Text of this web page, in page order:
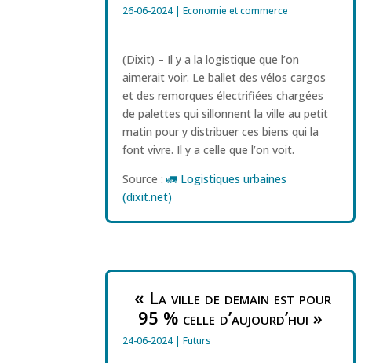
26-06-2024 |Economie et commerce
(Dixit) – Il y a la logistique que l’on
aimerait voir. Le ballet des vélos cargos
et des remorques électrifiées chargées
de palettes qui sillonnent la ville au petit
matin pour y distribuer ces biens qui la
font vivre. Il y a celle que l’on voit.
Source :🚛 Logistiques urbaines
(dixit.net)
« La ville de demain est pour
95 % celle d’aujourd’hui »
24-06-2024 |Futurs